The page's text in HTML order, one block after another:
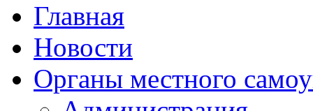
Главная
Новости
Органы местного